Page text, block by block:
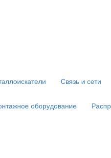
Связь и сети
оборудование